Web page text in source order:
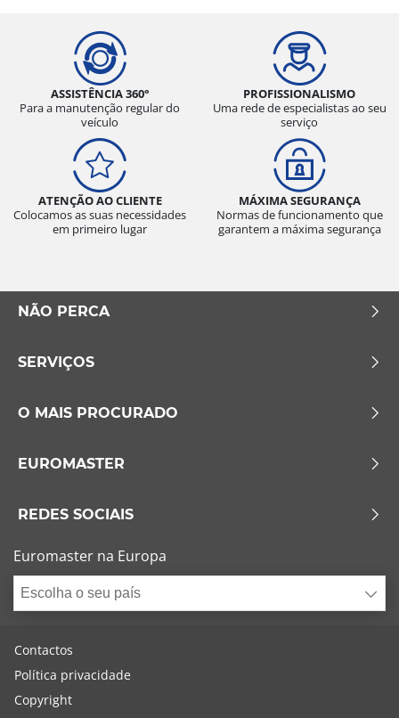
ASSISTÊNCIA 360°
Para a manutenção regular do
veículo
PROFISSIONALISMO
Uma rede de especialistas ao seu
serviço
ATENÇÃO AO CLIENTE
Colocamos as suas necessidades
em primeiro lugar
MÁXIMA SEGURANÇA
Normas de funcionamento que
garantem a máxima segurança
NÃO PERCA
SERVIÇOS
O MAIS PROCURADO
EUROMASTER
REDES SOCIAIS
Euromaster na Europa
Escolha o seu país
Contactos
Política privacidade
Copyright